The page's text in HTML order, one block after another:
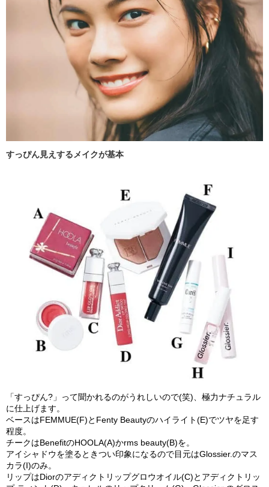
すっぴん見えするメイクが基本
「すっぴん?」って聞かれるのがうれしいので(笑)、極力ナチュラル
に仕上げます。
ベースはFEMMUE(F)とFenty Beautyのハイライト(E)でツヤを足す
程度。
チークはBenefitのHOOLA(A)かrms beauty(B)を。
アイシャドウを塗るときつい印象になるので目元はGlossier.のマス
カラ(I)のみ。
リップはDiorのアディクトリップグロウオイル(C)とアディクトリッ